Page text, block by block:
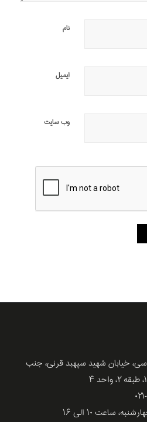
نام
ایمیل
وب‌ سایت
خیابان شهید سپهبد قرنی، جنب
ساعت ۱۰ الی ۱۶